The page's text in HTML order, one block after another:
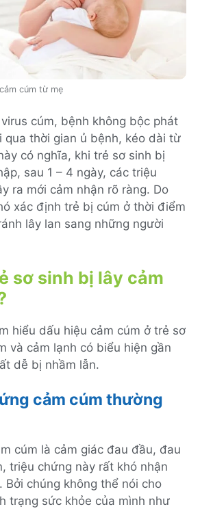
cúm từ mẹ
cúm, bệnh không bộc phát
qua thời gian ủ bệnh, kéo dài từ
có nghĩa, khi trẻ sơ sinh bị
sau 1 – 4 ngày, các triệu
ra mới cảm nhận rõ ràng. Do
xác định trẻ bị cúm ở thời điểm
lây lan sang những người
sơ sinh bị lây cảm
hiểu dấu hiệu cảm cúm ở trẻ sơ
và cảm lạnh có biểu hiện gần
dễ bị nhầm lẫn.
cảm cúm thường
cúm là cảm giác đau đầu, đau
triệu chứng này rất khó nhận
Bởi chúng không thể nói cho
trạng sức khỏe của mình như